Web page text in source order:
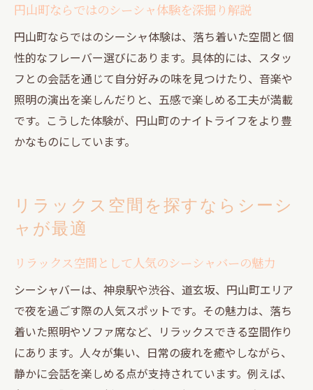
円山町ならではのシーシャ体験を深掘り解説
円山町ならではのシーシャ体験は、落ち着いた空間と個
性的なフレーバー選びにあります。具体的には、スタッ
フとの会話を通じて自分好みの味を見つけたり、音楽や
照明の演出を楽しんだりと、五感で楽しめる工夫が満載
です。こうした体験が、円山町のナイトライフをより豊
かなものにしています。
リラックス空間を探すならシーシ
ャが最適
リラックス空間として人気のシーシャバーの魅力
シーシャバーは、神泉駅や渋谷、道玄坂、円山町エリア
で夜を過ごす際の人気スポットです。その魅力は、落ち
着いた照明やソファ席など、リラックスできる空間作り
にあります。人々が集い、日常の疲れを癒やしながら、
静かに会話を楽しめる点が支持されています。例えば、